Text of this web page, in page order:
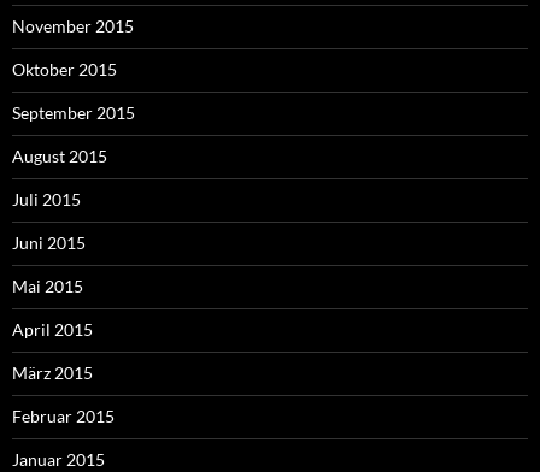
November 2015
Oktober 2015
September 2015
August 2015
Juli 2015
Juni 2015
Mai 2015
April 2015
März 2015
Februar 2015
Januar 2015